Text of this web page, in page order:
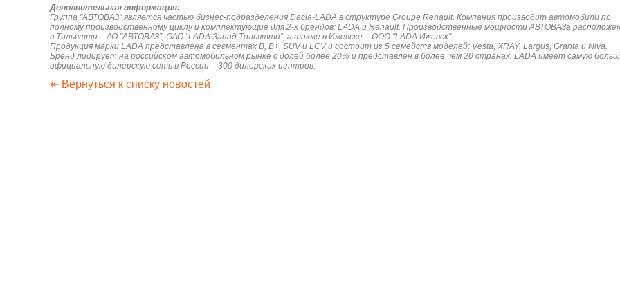
Дополнительная информация:
Группа "АВТОВАЗ" является частью бизнес-подразделения Dacia-LADA в структуре Groupe Renault. Компания производит автомобили по
полному производственному циклу и комплектующие для 2-х брендов: LADA и Renault. Производственные мощности АВТОВАЗа
в Тольятти – АО "АВТОВАЗ”, ОАО “LADA Запад Тольятти”, а также в Ижевске – ООО "LADA Ижевск".
Продукция марки LADA представлена в сегментах В, B+, SUV и LCV и состоит из 5 семейств моделей: Vesta, XRAY, Largus, Granta и Niva.
Бренд лидирует на российском автомобильном рынке с долей более 20% и представлен в более чем 20 странах. LADA имеет самую
официальную дилерскую сеть в России – 300 дилерских центров.
↞ Вернуться к списку новостей